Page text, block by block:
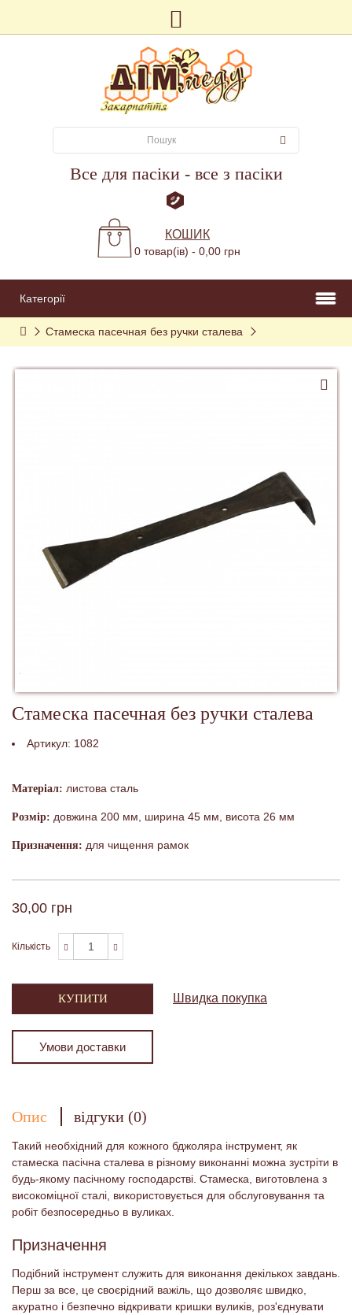
Все для пасіки - все з пасіки
КОШИК
0 товар(ів) - 0,00 грн
Категорії
Стамеска пасечная без ручки сталева
Стамеска пасечная без ручки сталева
Артикул: 1082
Матеріал: листова сталь
Розмір: довжина 200 мм, ширина 45 мм, висота 26 мм
Призначення: для чищення рамок
30,00 грн
Кількість
КУПИТИ Швидка покупка
Умови доставки
Опис відгуки (0)
Такий необхідний для кожного бджоляра інструмент, як
стамеска пасічна сталева в різному виконанні можна зустріти в
будь-якому пасічному господарстві. Стамеска, виготовлена ​​з
високоміцної сталі, використовується для обслуговування та
робіт безпосередньо в вуликах.
Призначення
Подібний інструмент служить для виконання декількох завдань.
Перш за все, це своєрідний важіль, що дозволяє швидко,
акуратно і безпечно відкривати кришки вуликів, роз'єднувати